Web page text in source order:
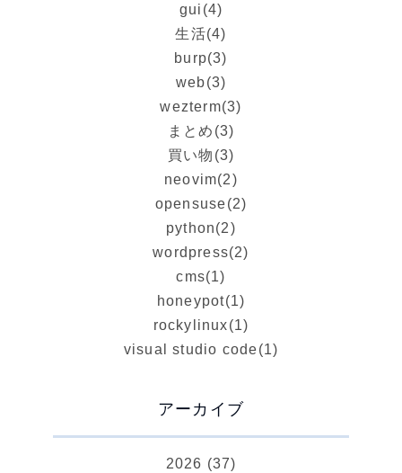
gui (4)
生活(4)
burp(3)
web(3)
wezterm(3)
まとめ (3)
買い物 (3)
neovim(2)
opensuse(2)
python(2)
wordpress(2)
cms(1)
honeypot(1)
rockylinux(1)
visual studio code(1)
アーカイブ
2026 (37)